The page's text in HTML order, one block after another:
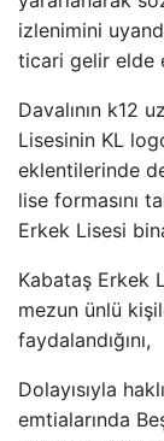
izlenimini
ticari gelir elde
Davalının k12
Lisesinin KL
eklentilerinde
lise formasını
Erkek Lisesi
Kabataş Erkek
mezun ünlü
faydalandığını,
Dolayısıyla
emtialarında